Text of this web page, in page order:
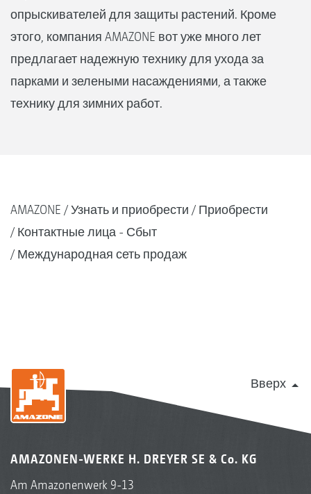
опрыскивателей для защиты растений. Кроме
этого, компания AMAZONE вот уже много лет
предлагает надежную технику для ухода за
парками и зелеными насаждениями, а также
технику для зимних работ.
AMAZONE Узнать и приобрести
Приобрести
Контактные лица - Сбыт
Международная сеть продаж
Вверх
AMAZONEN-WERKE H. DREYER SE & Co. KG
Am Amazonenwerk 9-13